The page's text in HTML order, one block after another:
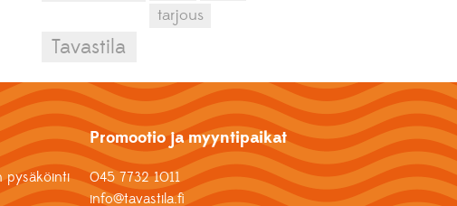
tarjous
Tavastila
pysäköinti
Promootio ja myyntipaikat
045 7732 1011
info@tavastila.fi